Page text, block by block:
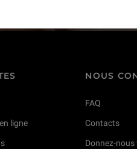
ligne
NOUS
FAQ
Contacts
Donnez-nous